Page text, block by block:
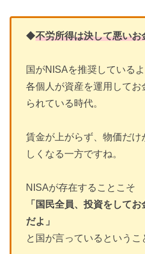
◆不労所得は決して悪いお
国がNISAを推奨している
各個人が資産を運用してお
られている時代。
賃金が上がらず、物価だ
しくなる一方ですね。
NISAが存在することこそ
「国民全員、投資をして
だよ」
と国が言っているというこ